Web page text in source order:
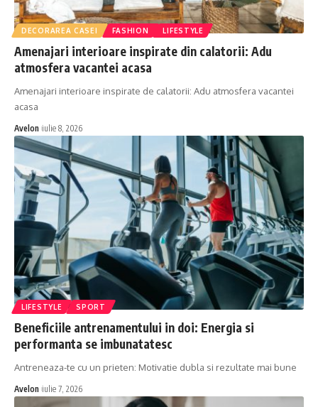
DECORAREA CASEI FASHION LIFESTYLE
Amenajari interioare inspirate din calatorii: Adu
atmosfera vacantei acasa
Amenajari interioare inspirate de calatorii: Adu atmosfera vacantei
acasa
Avelon iulie 8, 2026
LIFESTYLE SPORT
Beneficiile antrenamentului in doi: Energia si
performanta se imbunatatesc
Antreneaza-te cu un prieten: Motivatie dubla si rezultate mai bune
Avelon iulie 7, 2026